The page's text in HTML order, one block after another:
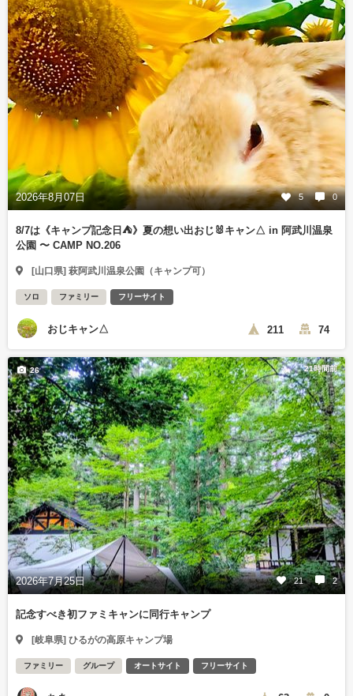
2026年8月07日 5 0
8/7は《キャンプ記念日⛺️》夏の想い出おじ🐰キャン△ in 阿武川温泉
公園 〜 CAMP NO.206
[山口県] 萩阿武川温泉公園（キャンプ可）
ソロ ファミリー フリーサイト
おじキャン△ 211 74
21時間前
2026年7月25日 21 2
26
記念すべき初ファミキャンに同行キャンプ
[岐阜県] ひるがの高原キャンプ場
ファミリー グループ オートサイト フリーサイト